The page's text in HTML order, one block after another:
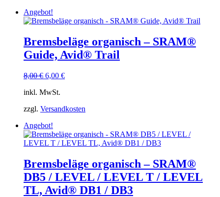
Angebot!
Bremsbeläge organisch – SRAM®
Guide, Avid® Trail
8,00€ Ursprünglicher
war:
6,00 €Aktueller
inkl. MwSt.
zzgl. Versandkosten
Angebot!
Bremsbeläge organisch – SRAM®
DB5 / LEVEL / LEVEL T / LEVEL
TL, Avid® DB1 / DB3